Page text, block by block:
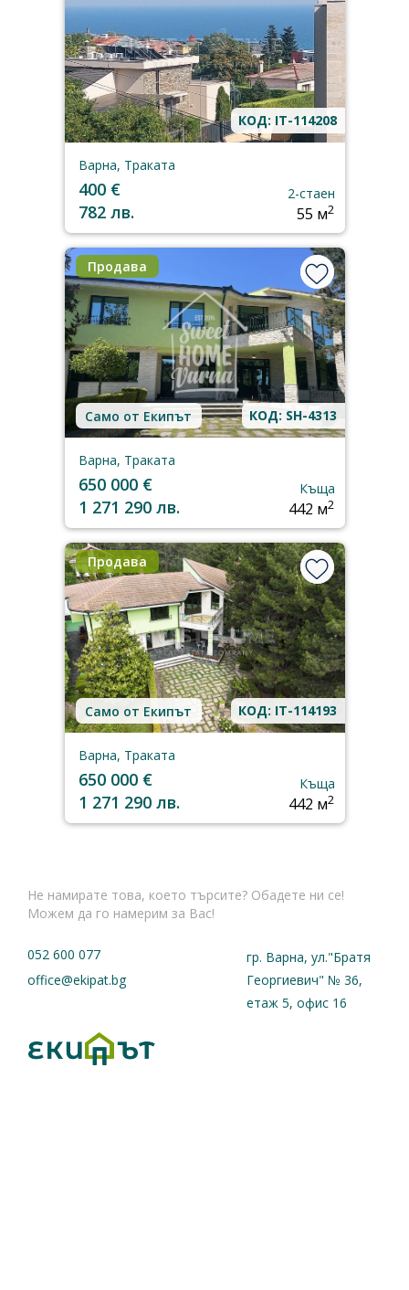
КОД: IT-114208
Варна, Траката
400 €
782 лв.
2-стаен
55 м2
Продава
Само от Екипът КОД: SH-4313
Варна, Траката
650 000 €
1 271 290 лв.
Къща
442 м2
Продава
Само от Екипът КОД: IT-114193
Варна, Траката
650 000 €
1 271 290 лв.
Къща
442 м2
Не намирате това, което търсите? Обадете ни се!
Можем да го намерим за Вас!
052 600 077
office@ekipat.bg
гр. Варна, ул."Братя
Георгиевич" № 36,
етаж 5, офис 16